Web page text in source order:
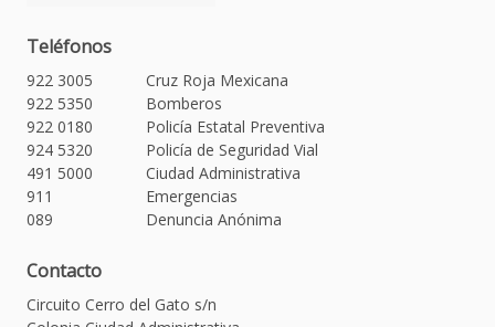
Teléfonos
922 3005
Cruz Roja Mexicana
922 5350
Bomberos
922 0180
Policía Estatal Preventiva
924 5320
Policía de Seguridad Vial
491 5000
Ciudad Administrativa
911
Emergencias
089
Denuncia Anónima
Contacto
Circuito Cerro del Gato s/n